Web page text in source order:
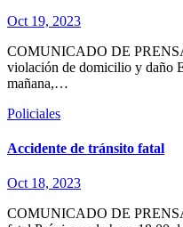
Oct 19, 2023
COMUNICADO DE
violación de domicilio y daño
mañana,…
Policiales
Accidente de tránsito fatal
Oct 18, 2023
COMUNICADO DE